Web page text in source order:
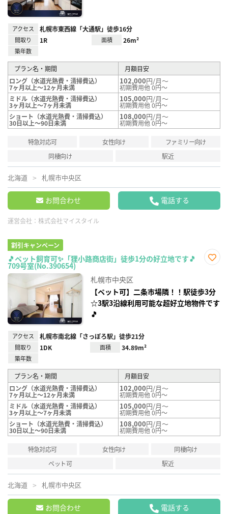
アクセス 札幌市東西線「大通駅」徒歩16分
間取り 1R 面積 26m²
築年数
プラン名・期間
月額目安
ロング（水道光熱費・清掃費込）
7ヶ月以上～12ヶ月未満
102,000円/月～
初期費用他 0円～
ミドル（水道光熱費・清掃費込）
3ヶ月以上～7ヶ月未満
105,000円/月～
初期費用他 0円～
ショート（水道光熱費・清掃費込）
30日以上～90日未満
108,000円/月～
初期費用他 0円～
特急対応可 女性向け
ファミリー向け
同棲向け
駅近
北海道 札幌市中央区
お問合わせ 電話する
運営会社： 株式会社マイスタイル
割引キャンペーン
🎵ペット飼育可✨「狸小路商店街」徒歩1分の好立地です🎵
709号室(No.390654)
録
札幌市中央区
【ペット可】二条市場隣！！駅徒歩3分
☆3駅3沿線利用可能な超好立地物件です
🎵
アクセス 札幌市南北線「さっぽろ駅」徒歩21分
間取り 1DK 面積 34.89m²
築年数
プラン名・期間
月額目安
ロング（水道光熱費・清掃費込）
7ヶ月以上～12ヶ月未満
102,000円/月～
初期費用他 0円～
ミドル（水道光熱費・清掃費込）
3ヶ月以上～7ヶ月未満
105,000円/月～
初期費用他 0円～
ショート（水道光熱費・清掃費込）
30日以上～90日未満
108,000円/月～
初期費用他 0円～
特急対応可 女性向け
同棲向け
ペット可
駅近
北海道 札幌市中央区
お問合わせ 電話する